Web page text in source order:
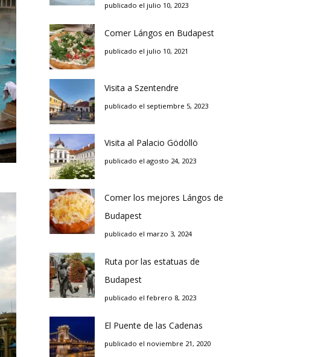
publicado el julio 10, 2023
Comer Lángos en Budapest
publicado el julio 10, 2021
Visita a Szentendre
publicado el septiembre 5, 2023
Visita al Palacio Gödöllö
publicado el agosto 24, 2023
Comer los mejores Lángos de
Budapest
publicado el marzo 3, 2024
Ruta por las estatuas de
Budapest
publicado el febrero 8, 2023
El Puente de las Cadenas
publicado el noviembre 21, 2020